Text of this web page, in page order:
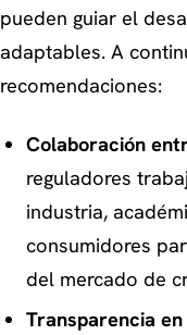
pueden guiar el
adaptables. A
recomendaciones:
Colaboración
reguladores
industria,
consumidores
del mercado de
Transparencia